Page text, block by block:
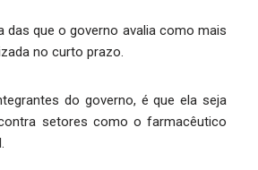
das que o governo avalia como mais
no curto prazo.
do governo, é que ela seja
setores como o farmacêutico